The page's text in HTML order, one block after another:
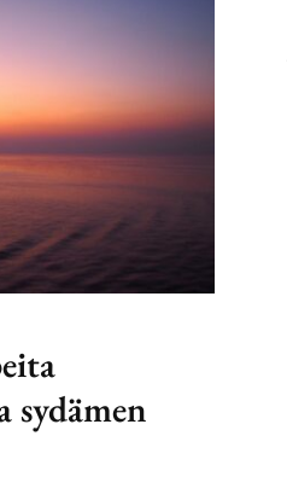
sydämen